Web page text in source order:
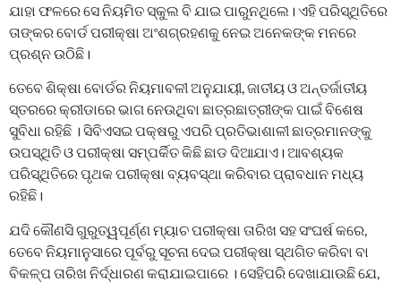
ଯାହା ଫଳରେ ସେ ନିୟମିତ ସ୍କୁଲ ବି ଯାଇ ପାରୁନଥିଲେ। ଏହି ପରିସ୍ଥିତିରେ
ତାଙ୍କର ବୋର୍ଡ ପରୀକ୍ଷା ଅଂଶଗ୍ରହଣକୁ ନେଇ ଅନେକଙ୍କ ମନରେ
ପ୍ରଶ୍ନ ଉଠିଛି।
ତେବେ ଶିକ୍ଷା ବୋର୍ଡର ନିୟମାବଳୀ ଅନୁଯାୟୀ, ଜାତୀୟ ଓ ଅନ୍ତର୍ଜାତୀୟ
ସ୍ତରରେ କ୍ରୀଡାରେ ଭାଗ ନେଉଥିବା ଛାତ୍ରଛାତ୍ରୀଙ୍କ ପାଇଁ ବିଶେଷ
ସୁବିଧା ରହିଛି । ସିବିଏସଇ ପକ୍ଷରୁ ଏପରି ପ୍ରତିଭାଶାଳୀ ଛାତ୍ରମାନଙ୍କୁ
ଉପସ୍ଥିତି ଓ ପରୀକ୍ଷା ସମ୍ପର୍କିତ କିଛି ଛାଡ ଦିଆଯାଏ। ଆବଶ୍ୟକ
ପରିସ୍ଥିତିରେ ପୃଥକ ପରୀକ୍ଷା ବ୍ୟବସ୍ଥା କରିବାର ପ୍ରାବଧାନ ମଧ୍ୟ
ରହିଛି।
ଯଦି କୌଣସି ଗୁରୁତ୍ୱପୂର୍ଣ୍ଣ ମ୍ୟାଚ ପରୀକ୍ଷା ତାରିଖ ସହ ସଂଘର୍ଷ କରେ,
ତେବେ ନିୟମାନୁସାରେ ପୂର୍ବରୁ ସୂଚନା ଦେଇ ପରୀକ୍ଷା ସ୍ଥଗିତ କରିବା ବା
ବିକଳ୍ପ ତାରିଖ ନିର୍ଦ୍ଧାରଣ କରାଯାଇପାରେ । ସେହିପରି ଦେଖାଯାଉଛି ଯେ,